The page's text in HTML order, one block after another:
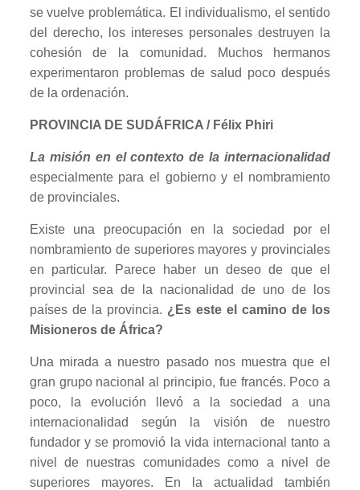
se vuelve problemática. El individualismo, el sentido
del derecho, los intereses personales destruyen la
cohesión de la comunidad. Muchos hermanos
experimentaron problemas de salud poco después
de la ordenación.
PROVINCIA DE SUDÁFRICA / Félix Phiri
La misión en el contexto de la internacionalidad
especialmente para el gobierno y el nombramiento
de provinciales.
Existe una preocupación en la sociedad por el
nombramiento de superiores mayores y provinciales
en particular. Parece haber un deseo de que el
provincial sea de la nacionalidad de uno de los
países de la provincia. ¿Es este el camino de los
Misioneros de África?
Una mirada a nuestro pasado nos muestra que el
gran grupo nacional al principio, fue francés. Poco a
poco, la evolución llevó a la sociedad a una
internacionalidad según la visión de nuestro
fundador y se promovió la vida internacional tanto a
nivel de nuestras comunidades como a nivel de
superiores mayores. En la actualidad también